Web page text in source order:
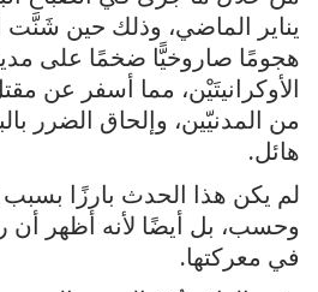
يناير الماضي، وذلك حين شَنَّت
هجومًا صاروخيًّا ضخمًا على
الأوكرانيتَيْن، مما أسفر عن
من المدنيّين، وإلحاق الضرر
هائل.
لم يكن هذا الحدث بارزًا
وحسب، بل أيضًا لأنه أظهر أن
في معركتها.